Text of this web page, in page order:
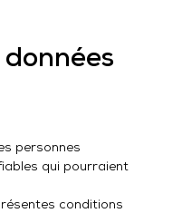
personnes
qui pourraient
conditions